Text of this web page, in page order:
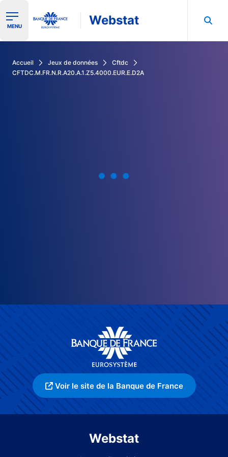
Ouvrir le menu de navigation
MENU Webstat
Accueil Jeux de données
Cftdc
CFTDC.M.FR.N.R.A20.A.1.Z5.4000.EUR.E.D2A
Voir le site de la Banque de France
Webstat